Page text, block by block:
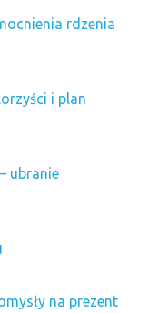
rdzenia
i plan
ubranie
na prezent